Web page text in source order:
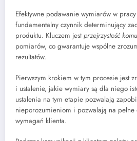
Efektywne podawanie wymiarów w
fundamentalny czynnik determinujący
produktu. Kluczem jestprzejrzystość
pomiarów, co gwarantuje wspólne
rezultatów.
Pierwszym krokiem w tym procesie jest
i ustalenie, jakie wymiary są dla niego
ustalenia na tym etapie pozwalają
nieporozumieniom i pozwalają na
wymagań klienta.